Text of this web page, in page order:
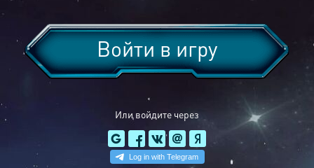
Или войдите через
Войти в игру